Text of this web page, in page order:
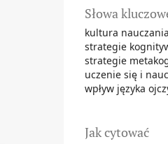
Słowa
kultura
strategie
strategie
uczenie się i
wpływ języka
Jak cytować